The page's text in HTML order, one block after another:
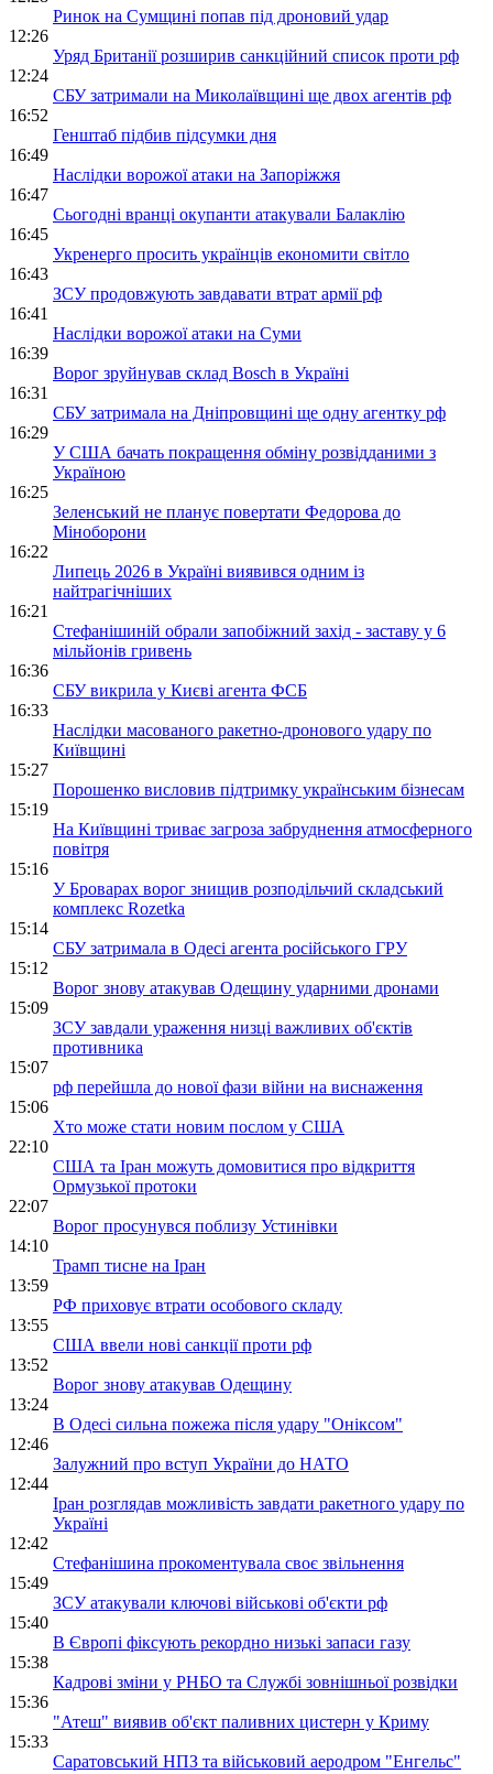
Ринок на Сумщині попав під дроновий удар
12:26
Уряд Британії розширив санкційний список проти рф
12:24
СБУ затримали на Миколаївщині ще двох агентів рф
16:52
Генштаб підбив підсумки дня
16:49
Наслідки ворожої атаки на Запоріжжя
16:47
Сьогодні вранці окупанти атакували Балаклію
16:45
Укренерго просить українців економити світло
16:43
ЗСУ продовжують завдавати втрат армії рф
16:41
Наслідки ворожої атаки на Суми
16:39
Ворог зруйнував склад Bosch в Україні
16:31
СБУ затримала на Дніпровщині ще одну агентку рф
16:29
У США бачать покращення обміну розвідданими з
Україною
16:25
Зеленський не планує повертати Федорова до
Міноборони
16:22
Липець 2026 в Україні виявився одним із
найтрагічніших
16:21
Стефанішиній обрали запобіжний захід - заставу у 6
мільйонів гривень
16:36
СБУ викрила у Києві агента ФСБ
16:33
Наслідки масованого ракетно-дронового удару по
Київщині
15:27
Порошенко висловив підтримку українським бізнесам
15:19
На Київщині триває загроза забруднення атмосферного
повітря
15:16
У Броварах ворог знищив розподільчий складський
комплекс Rozetka
15:14
СБУ затримала в Одесі агента російського ГРУ
15:12
Ворог знову атакував Одещину ударними дронами
15:09
ЗСУ завдали ураження низці важливих об'єктів
противника
15:07
рф перейшла до нової фази війни на виснаження
15:06
Хто може стати новим послом у США
22:10
США та Іран можуть домовитися про відкриття
Ормузької протоки
22:07
Ворог просунувся поблизу Устинівки
14:10
Трамп тисне на Іран
13:59
РФ приховує втрати особового складу
13:55
США ввели нові санкції проти рф
13:52
Ворог знову атакував Одещину
13:24
В Одесі сильна пожежа після удару "Оніксом"
12:46
Залужний про вступ України до НАТО
12:44
Іран розглядав можливість завдати ракетного удару по
Україні
12:42
Стефанішина прокоментувала своє звільнення
15:49
ЗСУ атакували ключові військові об'єкти рф
15:40
В Європі фіксують рекордно низькі запаси газу
15:38
Кадрові зміни у РНБО та Службі зовнішньої розвідки
15:36
"Атеш" виявив об'єкт паливних цистерн у Криму
15:33
Саратовський НПЗ та військовий аеродром "Енгельс"